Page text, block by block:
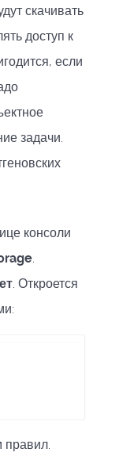
скачивать
доступ к
если
задачи.
консоли
.
. Откроется
правил.